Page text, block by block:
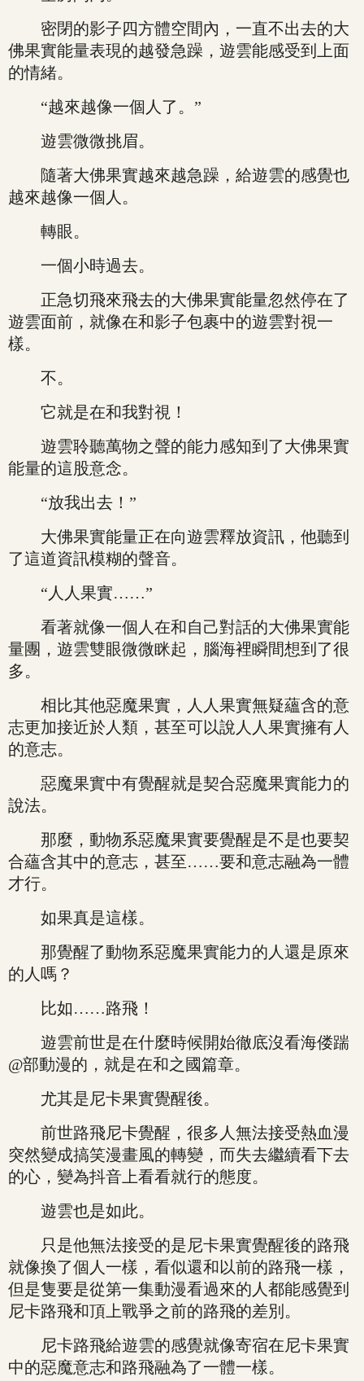
密閉的影子四方體空間內，一直不出去的大
佛果實能量表現的越發急躁，遊雲能感受到上面
的情緒。
“越來越像一個人了。”
遊雲微微挑眉。
隨著大佛果實越來越急躁，給遊雲的感覺也
越來越像一個人。
轉眼。
一個小時過去。
正急切飛來飛去的大佛果實能量忽然停在了
遊雲面前，就像在和影子包裹中的遊雲對視一
樣。
不。
它就是在和我對視！
遊雲聆聽萬物之聲的能力感知到了大佛果實
能量的這股意念。
“放我出去！”
大佛果實能量正在向遊雲釋放資訊，他聽到
了這道資訊模糊的聲音。
“人人果實……”
看著就像一個人在和自己對話的大佛果實能
量團，遊雲雙眼微微眯起，腦海裡瞬間想到了很
多。
相比其他惡魔果實，人人果實無疑蘊含的意
志更加接近於人類，甚至可以說人人果實擁有人
的意志。
惡魔果實中有覺醒就是契合惡魔果實能力的
說法。
那麼，動物系惡魔果實要覺醒是不是也要契
合蘊含其中的意志，甚至……要和意志融為一體
才行。
如果真是這樣。
那覺醒了動物系惡魔果實能力的人還是原來
的人嗎？
比如……路飛！
遊雲前世是在什麼時候開始徹底沒看海偻踹
@部動漫的，就是在和之國篇章。
尤其是尼卡果實覺醒後。
前世路飛尼卡覺醒，很多人無法接受熱血漫
突然變成搞笑漫畫風的轉變，而失去繼續看下去
的心，變為抖音上看看就行的態度。
遊雲也是如此。
只是他無法接受的是尼卡果實覺醒後的路飛
就像換了個人一樣，看似還和以前的路飛一樣，
但是隻要是從第一集動漫看過來的人都能感覺到
尼卡路飛和頂上戰爭之前的路飛的差別。
尼卡路飛給遊雲的感覺就像寄宿在尼卡果實
中的惡魔意志和路飛融為了一體一樣。